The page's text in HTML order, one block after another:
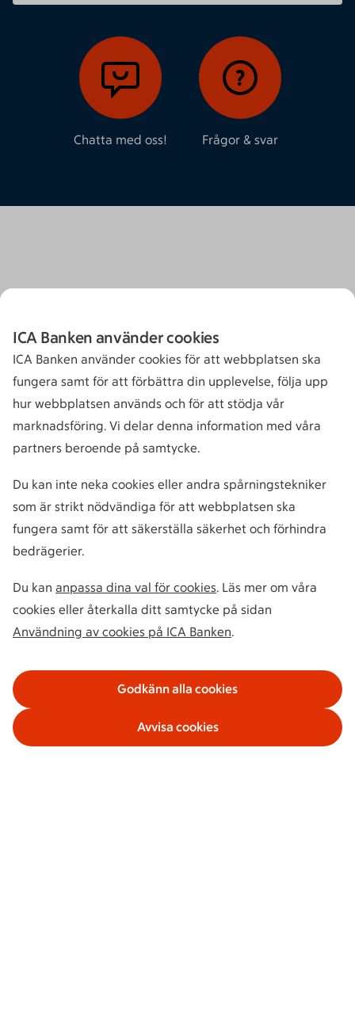
Chatta med oss! Frågor & svar
ICA Banken använder cookies
ICA Banken använder cookies för att webbplatsen ska
fungera samt för att förbättra din upplevelse, följa upp
hur webbplatsen används och för att stödja vår
marknadsföring. Vi delar denna information med våra
partners beroende på samtycke.
Du kan inte neka cookies eller andra spårningstekniker
som är strikt nödvändiga för att webbplatsen ska
fungera samt för att säkerställa säkerhet och förhindra
bedrägerier.
Du kan anpassa dina val för cookies. Läs mer om våra
cookies eller återkalla ditt samtycke på sidan
Användning av cookies på ICA Banken.
Godkänn alla cookies
Avvisa cookies